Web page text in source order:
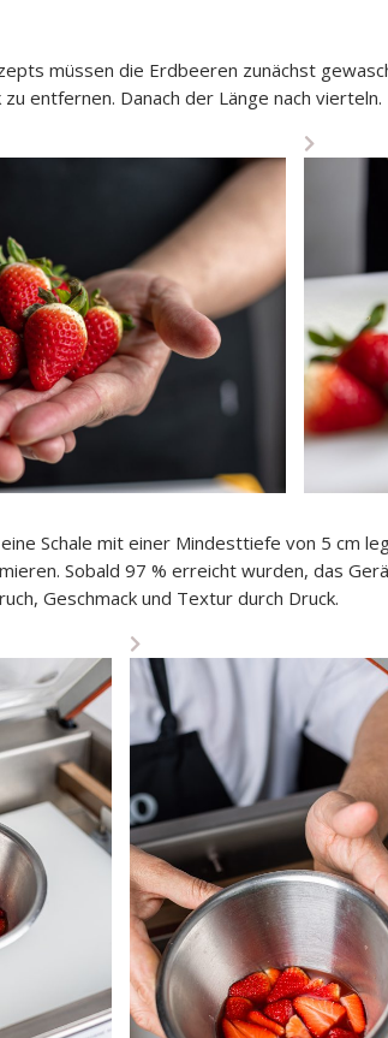
müssen die Erdbeeren zunächst
entfernen. Danach der Länge nach vierteln.
Schale mit einer Mindesttiefe von 5 cm
Sobald 97 % erreicht wurden, das
Geschmack und Textur durch Druck.